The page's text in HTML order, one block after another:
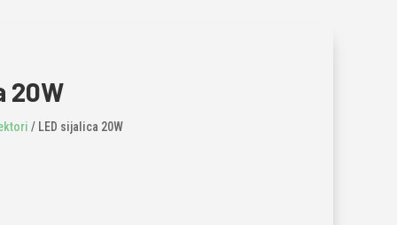
20W
/ LED sijalica 20W